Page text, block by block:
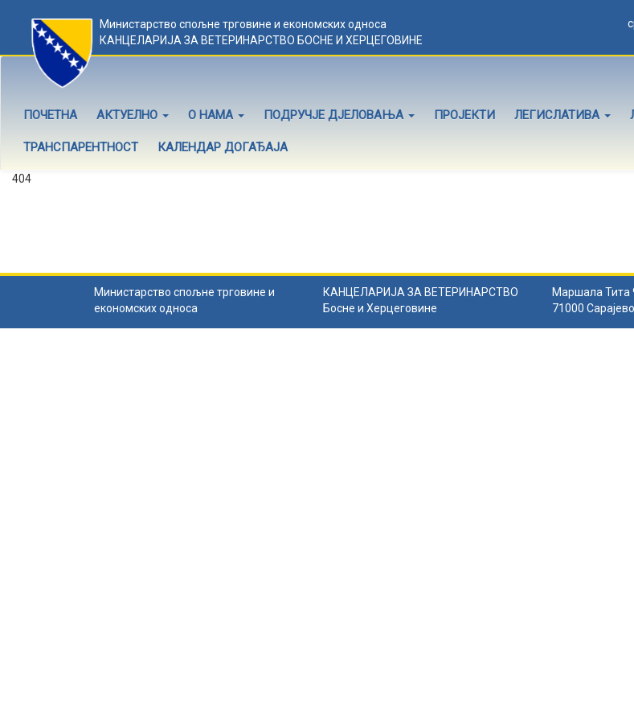
Министарство спољне трговине и економских односа
КАНЦЕЛАРИЈА ЗА ВЕТЕРИНАРСТВО БОСНЕ И ХЕРЦЕГОВИНЕ
ПОЧЕТНА АКТУЕЛНО О НАМА ПОДРУЧЈЕ ДЈЕЛОВАЊА ПРОЈЕКТИ ЛЕГИСЛАТИВА
ТРАНСПАРЕНТНОСТ КАЛЕНДАР ДОГАЂАЈА
404
Министарство спољне трговине и
економских односа
КАНЦЕЛАРИЈА ЗА ВЕТЕРИНАРСТВО
Босне и Херцеговине
Маршала Тита
71000 Сарајево